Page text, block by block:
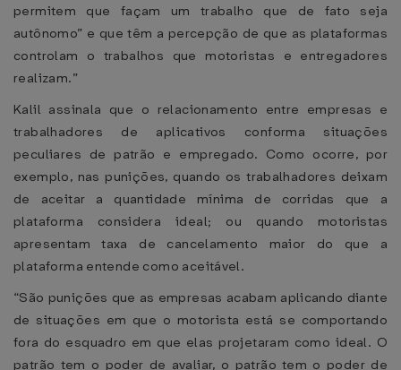
permitem que façam um trabalho que de fato seja
autônomo” e que têm a percepção de que as plataformas
controlam o trabalhos que motoristas e entregadores
realizam.”
Kalil assinala que o relacionamento entre empresas e
trabalhadores de aplicativos conforma situações
peculiares de patrão e empregado. Como ocorre, por
exemplo, nas punições, quando os trabalhadores deixam
de aceitar a quantidade mínima de corridas que a
plataforma considera ideal; ou quando motoristas
apresentam taxa de cancelamento maior do que a
plataforma entende como aceitável.
“São punições que as empresas acabam aplicando diante
de situações em que o motorista está se comportando
fora do esquadro em que elas projetaram como ideal. O
patrão tem o poder de avaliar, o patrão tem o poder de